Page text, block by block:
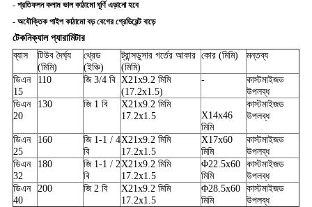
- প্রতিফলন কলাম ভাল কাঠামো ঘূর্ণি এড়ানো হবে
- অযৌক্তিক পাইপ কাঠামো বড় বেগের গ্রেডিয়েন্ট বাড়ে
টেকনিক্যাল প্যারামিটার
ব্যাস
টিউব দৈর্ঘ্য
(মিমি)
থ্রেড
(ইঞ্চি)
ট্রান্সডুসার গর্তের আকার
(মিমি)
কোর (মিমি) মন্তব্য
ডিএন
15
110 জি 3/4 বি X21x9.2 মিমি
(17.2x1.5)
-
কাস্টমাইজড
উপলব্ধ
ডিএন
20
130 জি 1 বি
X21x9.2 মিমি
17.2x1.5
X14x46
মিমি
কাস্টমাইজড
উপলব্ধ
ডিএন
25
160
জি 1-1 / 4
বি
X21x9.2 মিমি
17.2x1.5
X17x60
মিমি
কাস্টমাইজড
উপলব্ধ
ডিএন
32
180
জি 1-1 / 2
বি
X21x9.2 মিমি
17.2x1.5
Φ22.5x60
মিমি
কাস্টমাইজড
উপলব্ধ
ডিএন
40
200 জি 2 বি
X21x9.2 মিমি
17.2x1.5
Φ28.5x60
মিমি
কাস্টমাইজড
উপলব্ধ